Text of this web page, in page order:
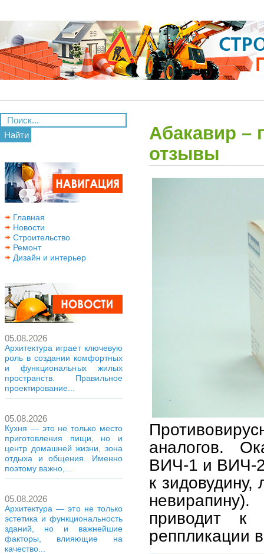
Найти
Главная
Новости
Строительство
Ремонт
Дизайн и интерьер
05.08.2026
Архитектура играет ключевую
роль в создании комфортных
и функциональных жилых
пространств. Правильное
проектирование...
05.08.2026
Кухня — это не только место
приготовления пищи, но и
центр домашней жизни, зона
отдыха и общения. Именно
поэтому важно,...
05.08.2026
Архитектура — это не только
эстетика и функциональность
зданий, но и важнейшие
факторы, влияющие на
качество...
Абакавир –
отзывы
аналогов.
ВИЧ-1 и ВИЧ-
к зидовудину,
приводит
реппликации